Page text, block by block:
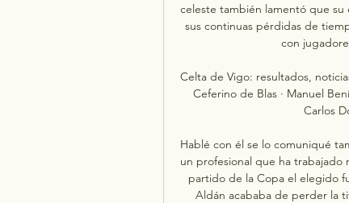
celeste también lamentó que
sus continuas pérdidas de
con
Celta de Vigo: resultados,
Ceferino de Blas · Manuel
Carlos
Hablé con él se lo comuniqué
un profesional que ha
partido de la Copa el elegido
Aldán acababa de perder la